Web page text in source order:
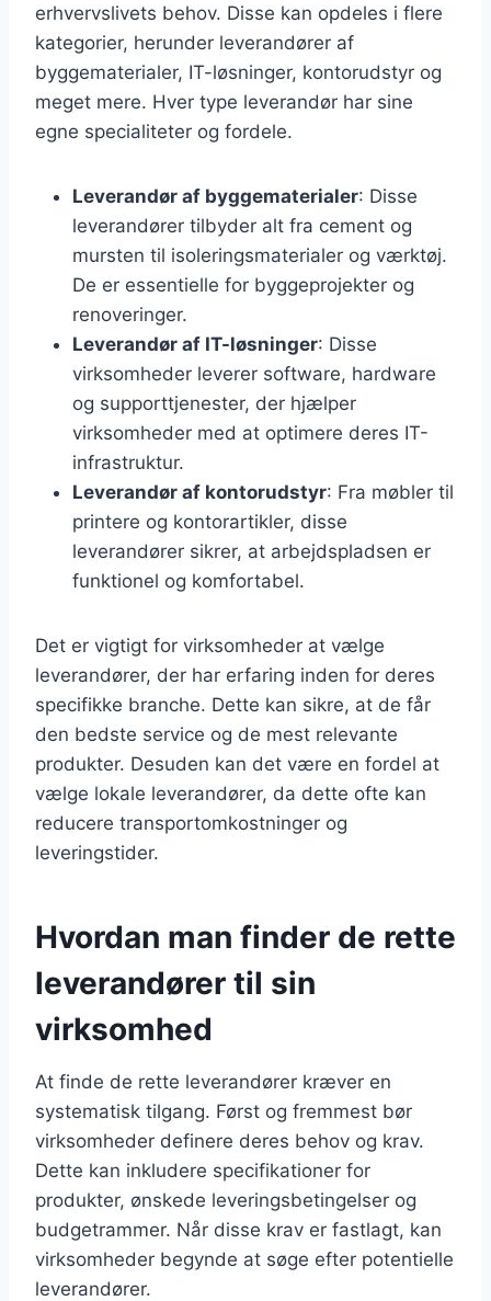
erhvervslivets behov. Disse kan opdeles i flere
kategorier, herunder leverandører af
byggematerialer, IT-løsninger, kontorudstyr og
meget mere. Hver type leverandør har sine
egne specialiteter og fordele.
Leverandør af byggematerialer: Disse
leverandører tilbyder alt fra cement og
mursten til isoleringsmaterialer og værktøj.
De er essentielle for byggeprojekter og
renoveringer.
Leverandør af IT-løsninger: Disse
virksomheder leverer software, hardware
og supporttjenester, der hjælper
virksomheder med at optimere deres IT-
infrastruktur.
Leverandør af kontorudstyr: Fra møbler til
printere og kontorartikler, disse
leverandører sikrer, at arbejdspladsen er
funktionel og komfortabel.
Det er vigtigt for virksomheder at vælge
leverandører, der har erfaring inden for deres
specifikke branche. Dette kan sikre, at de får
den bedste service og de mest relevante
produkter. Desuden kan det være en fordel at
vælge lokale leverandører, da dette ofte kan
reducere transportomkostninger og
leveringstider.
Hvordan man finder de rette
leverandører til sin
virksomhed
At finde de rette leverandører kræver en
systematisk tilgang. Først og fremmest bør
virksomheder definere deres behov og krav.
Dette kan inkludere specifikationer for
produkter, ønskede leveringsbetingelser og
budgetrammer. Når disse krav er fastlagt, kan
virksomheder begynde at søge efter potentielle
leverandører.